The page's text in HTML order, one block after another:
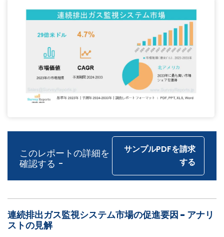
このレポートの詳細を
確認する -
サンプルPDFを請求
する
連続排出ガス監視システム市場の促進要因 - アナリ
ストの見解